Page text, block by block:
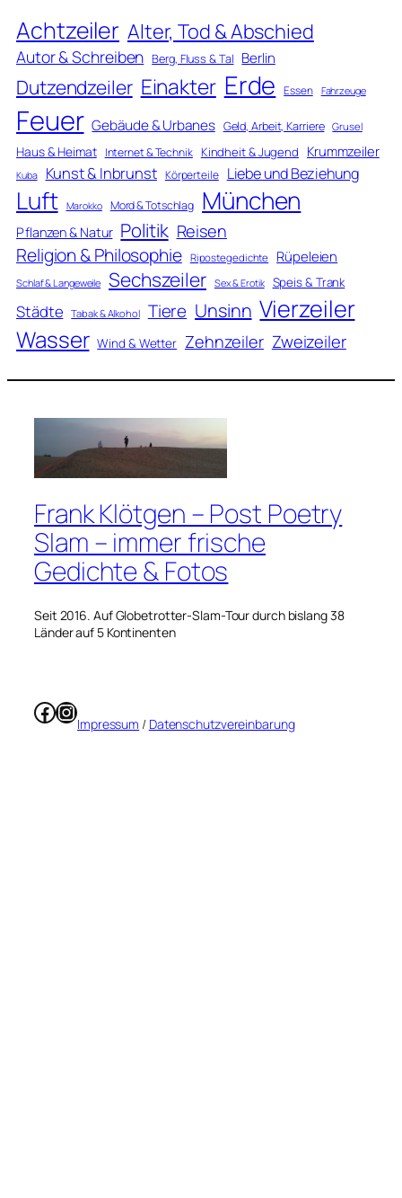
Achtzeiler Alter, Tod & Abschied
Autor & Schreiben Berg, Fluss & Tal Berlin
Dutzendzeiler Einakter Erde Essen Fahrzeuge
Feuer Gebäude & Urbanes Geld, Arbeit, Karriere Grusel
Haus & Heimat Internet & Technik Kindheit & Jugend Krummzeiler
Kuba Kunst & Inbrunst Körperteile Liebe und Beziehung
Luft Marokko Mord & Totschlag München
Pflanzen & Natur Politik Reisen
Religion & Philosophie Ripostegedichte Rüpeleien
Schlaf & Langeweile Sechszeiler Sex & Erotik Speis & Trank
Städte Tabak & Alkohol Tiere Unsinn Vierzeiler
Wasser Wind & Wetter Zehnzeiler Zweizeiler
Frank Klötgen – Post Poetry
Slam – immer frische
Gedichte & Fotos
Seit 2016. Auf Globetrotter-Slam-Tour durch bislang 38
Länder auf 5 Kontinenten
Facebook
Instagram
Impressum / Datenschutzvereinbarung